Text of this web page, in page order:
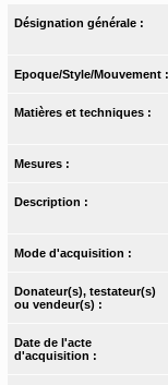
Désignation générale :
Epoque/Style/Mouvement :
Matières et techniques :
Mesures :
Description :
Mode d'acquisition :
Donateur(s), testateur(s)
ou vendeur(s) :
Date de l'acte
d'acquisition :